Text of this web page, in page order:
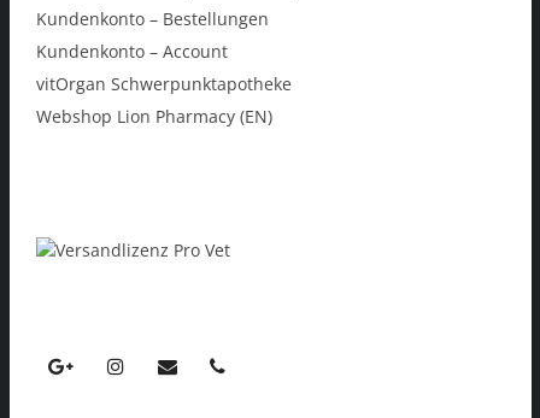
Kundenkonto – Bestellungen
Kundenkonto – Account
vitOrgan Schwerpunktapotheke
Webshop Lion Pharmacy (EN)